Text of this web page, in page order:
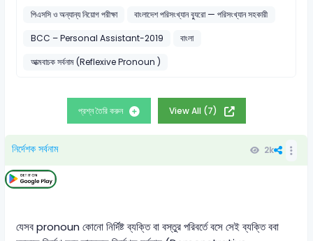
পিএসসি ও অন্যান্য নিয়োগ পরীক্ষা
বাংলাদেশ পরিসংখ্যান ব্যুরো — পরিসংখ্যান সহকারী
BCC – Personal Assistant-2019
বাংলা
আত্মবাচক সর্বনাম (Reflexive Pronoun )
প্রশ্ন তৈরি করুন View All (7)
নির্দেশক সর্বনাম 2k
যেসব pronoun কোনো নির্দিষ্ট ব্যক্তি বা বস্তুর পরিবর্তে বসে সেই ব্যক্তি ববা